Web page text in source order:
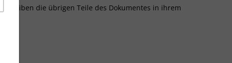
bleiben die übrigen Teile des Dokumentes in ihrem